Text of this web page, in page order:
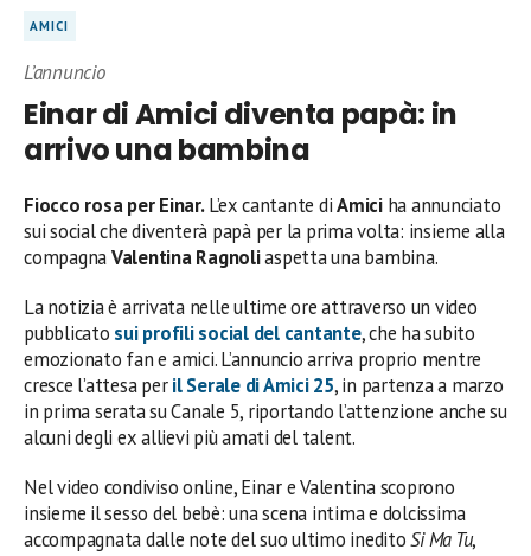
AMICI
L’annuncio
Einar di Amici diventa papà: in
arrivo una bambina
Fiocco rosa per Einar.L’ex cantante diAmiciha annunciato
sui social che diventerà papà per la prima volta: insieme alla
compagnaValentina Ragnoliaspetta una bambina.
La notizia è arrivata nelle ultime ore attraverso un video
pubblicato sui profili social del cantante, che ha subito
emozionato fan e amici. L’annuncio arriva proprio mentre
cresce l’attesa peril Serale diAmici 25, in partenza a marzo
in prima serata su Canale 5, riportando l’attenzione anche su
alcuni degli ex allievi più amati del talent.
Nel video condiviso online, Einar e Valentina scoprono
insieme il sesso del bebè: una scena intima e dolcissima
accompagnata dalle note del suo ultimo ineditoSi Ma Tu,